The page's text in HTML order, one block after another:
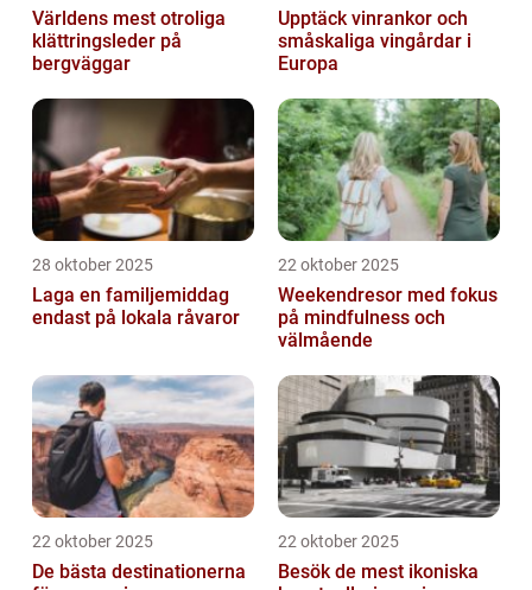
Världens mest otroliga
klättringsleder på
bergväggar
Upptäck vinrankor och
småskaliga vingårdar i
Europa
28 oktober 2025
Laga en familjemiddag
endast på lokala råvaror
22 oktober 2025
Weekendresor med fokus
på mindfulness och
välmående
22 oktober 2025
De bästa destinationerna
22 oktober 2025
Besök de mest ikoniska